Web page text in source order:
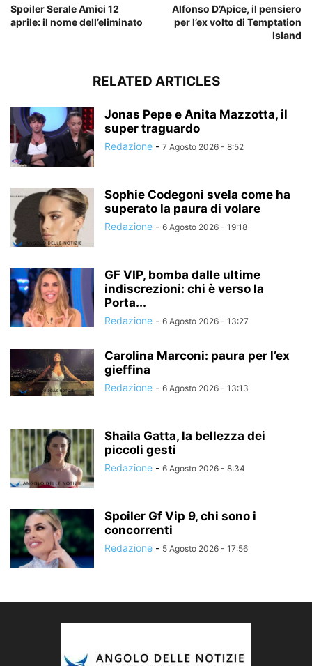
Spoiler Serale Amici 12
aprile: il nome dell’eliminato
Alfonso D’Apice, il pensiero
per l’ex volto di Temptation
Island
RELATED ARTICLES
Jonas Pepe e Anita Mazzotta, il
super traguardo
Redazione - 7 Agosto 2026 - 8:52
Sophie Codegoni svela come ha
superato la paura di volare
Redazione - 6 Agosto 2026 - 19:18
GF VIP, bomba dalle ultime
indiscrezioni: chi è verso la
Porta...
Redazione - 6 Agosto 2026 - 13:27
Carolina Marconi: paura per l’ex
gieffina
Redazione - 6 Agosto 2026 - 13:13
Shaila Gatta, la bellezza dei
piccoli gesti
Redazione - 6 Agosto 2026 - 8:34
Spoiler Gf Vip 9, chi sono i
concorrenti
Redazione - 5 Agosto 2026 - 17:56